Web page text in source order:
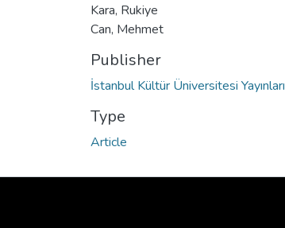
Kara, Rukiye
Can, Mehmet
Publisher
İstanbul Kültür Üniversitesi Yayınları
Type
Article